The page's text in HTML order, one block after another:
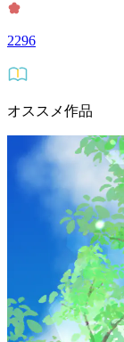
2296
オススメ作品